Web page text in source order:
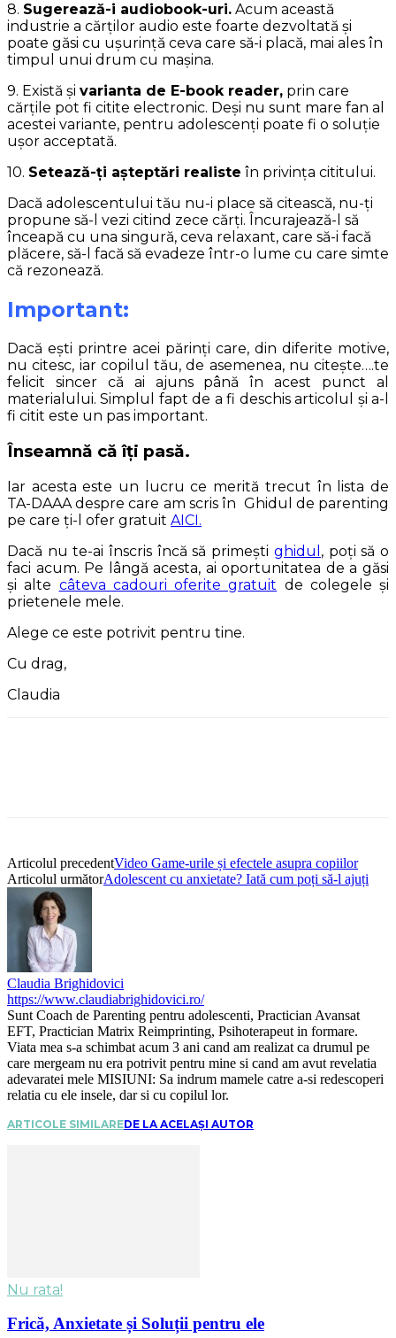
8. Sugerează-i audiobook-uri. Acum această
industrie a cărților audio este foarte dezvoltată și
poate găsi cu ușurință ceva care să-i placă, mai ales în
timpul unui drum cu mașina.
9. Există și varianta de E-book reader, prin care
cărțile pot fi citite electronic. Deși nu sunt mare fan al
acestei variante, pentru adolescenți poate fi o soluție
ușor acceptată.
10. Setează-ți așteptări realiste în privința cititului.
Dacă adolescentului tău nu-i place să citească, nu-ți
propune să-l vezi citind zece cărți. Încurajează-l să
înceapă cu una singură, ceva relaxant, care să-i facă
plăcere, să-l facă să evadeze într-o lume cu care simte
că rezonează.
Important:
Dacă ești printre acei părinți care, din diferite motive,
nu citesc, iar copilul tău, de asemenea, nu citește….te
felicit sincer că ai ajuns până în acest punct al
materialului. Simplul fapt de a fi deschis articolul și a-l
fi citit este un pas important.
Înseamnă că îți pasă.
Iar acesta este un lucru ce merită trecut în lista de
TA-DAAA despre care am scris în Ghidul de parenting
pe care ți-l ofer gratuit AICI.
Dacă nu te-ai înscris încă să primești ghidul , poți să o
faci acum. Pe lângă acesta, ai oportunitatea de a găsi
și alte câteva cadouri oferite gratuit de colegele și
prietenele mele.
Alege ce este potrivit pentru tine.
Cu drag,
Claudia
Articolul precedentVideo Game-urile și efectele asupra copiilor
Articolul următorAdolescent cu anxietate? Iată cum poți să-l ajuți
Claudia Brighidovici
https://www.claudiabrighidovici.ro/
Sunt Coach de Parenting pentru adolescenti, Practician Avansat
EFT, Practician Matrix Reimprinting, Psihoterapeut in formare.
Viata mea s-a schimbat acum 3 ani cand am realizat ca drumul pe
care mergeam nu era potrivit pentru mine si cand am avut revelatia
adevaratei mele MISIUNI: Sa indrum mamele catre a-si redescoperi
relatia cu ele insele, dar si cu copilul lor.
ARTICOLE SIMILAREDE LA ACELAȘI AUTOR
Nu rata!
Frică, Anxietate și Soluții pentru ele